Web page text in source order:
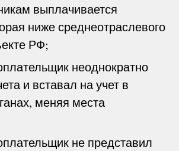
выплачивается
ниже среднеотраслевого
РФ;
неоднократно
и вставал на учет в
меняя места
не представил